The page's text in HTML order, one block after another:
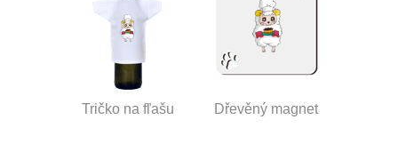
Tričko na fľašu Dřevěný magnet